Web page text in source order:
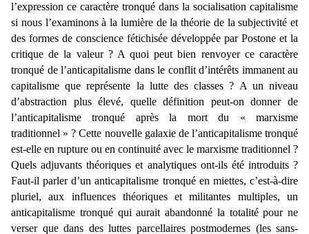
l’expression ce caractère tronqué dans la socialisation capitalisme
si nous l’examinons à la lumière de la théorie de la subjectivité et
des formes de conscience fétichisée développée par Postone et la
critique de la valeur ? A quoi peut bien renvoyer ce caractère
tronqué de l’anticapitalisme dans le conflit d’intérêts immanent au
capitalisme que représente la lutte des classes ? A un niveau
d’abstraction plus élevé, quelle définition peut-on donner de
l’anticapitalisme tronqué après la mort du « marxisme
traditionnel » ? Cette nouvelle galaxie de l’anticapitalisme tronqué
est-elle en rupture ou en continuité avec le marxisme traditionnel ?
Quels adjuvants théoriques et analytiques ont-ils été introduits ?
Faut-il parler d’un anticapitalisme tronqué en miettes, c’est-à-dire
pluriel, aux influences théoriques et militantes multiples, un
anticapitalisme tronqué qui aurait abandonné la totalité pour ne
verser que dans des luttes parcellaires postmodernes (les sans-